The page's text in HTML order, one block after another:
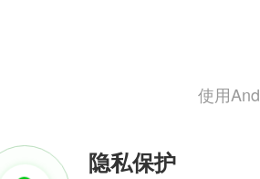
使用
隐私保护